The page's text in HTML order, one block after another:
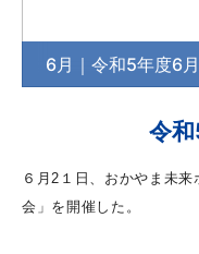
6月｜令和5年度6
令
６月2１日、おかやま未
会」を開催した。